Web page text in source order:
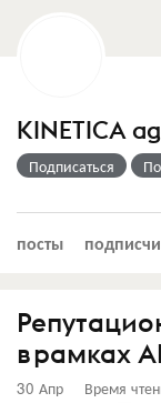
KINETICA
Подписаться
посты
в рамках
30 Апр Время